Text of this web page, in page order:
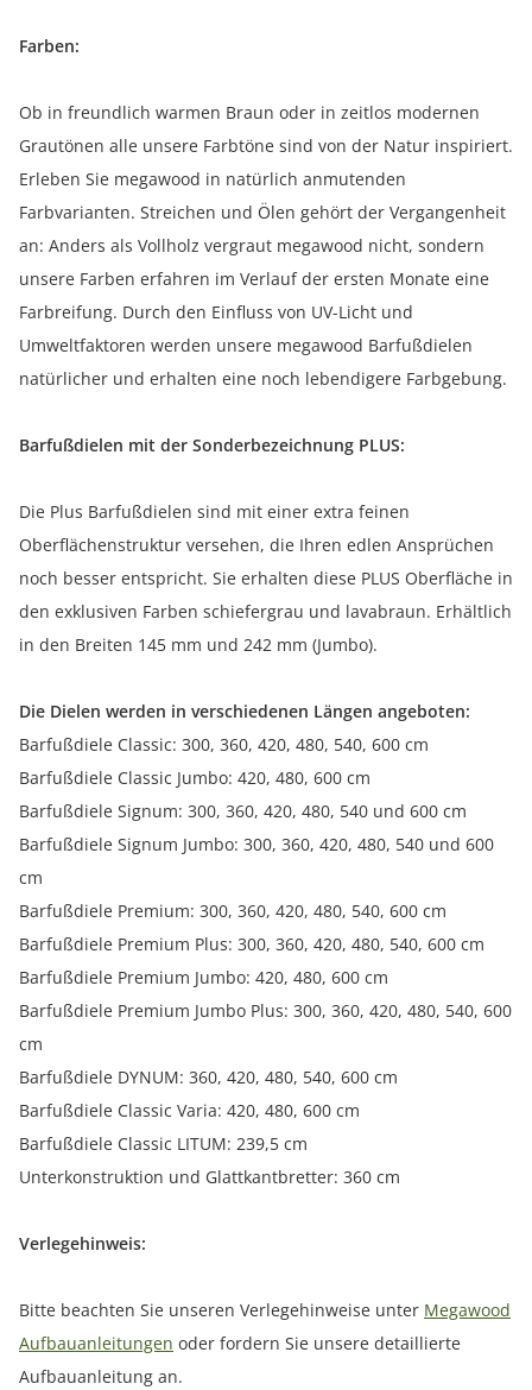
Farben:
Ob in freundlich warmen Braun oder in zeitlos modernen
Grautönen alle unsere Farbtöne sind von der Natur inspiriert.
Erleben Sie megawood in natürlich anmutenden
Farbvarianten. Streichen und Ölen gehört der Vergangenheit
an: Anders als Vollholz vergraut megawood nicht, sondern
unsere Farben erfahren im Verlauf der ersten Monate eine
Farbreifung. Durch den Einfluss von UV-Licht und
Umweltfaktoren werden unsere megawood Barfußdielen
natürlicher und erhalten eine noch lebendigere Farbgebung.
Barfußdielen mit der Sonderbezeichnung PLUS:
Die Plus Barfußdielen sind mit einer extra feinen
Oberflächenstruktur versehen, die Ihren edlen Ansprüchen
noch besser entspricht. Sie erhalten diese PLUS Oberfläche in
den exklusiven Farben schiefergrau und lavabraun. Erhältlich
in den Breiten 145 mm und 242 mm (Jumbo).
Die Dielen werden in verschiedenen Längen angeboten:
Barfußdiele Classic: 300, 360, 420, 480, 540, 600 cm
Barfußdiele Classic Jumbo: 420, 480, 600 cm
Barfußdiele Signum: 300, 360, 420, 480, 540 und 600 cm
Barfußdiele Signum Jumbo: 300, 360, 420, 480, 540 und 600
cm
Barfußdiele Premium: 300, 360, 420, 480, 540, 600 cm
Barfußdiele Premium Plus: 300, 360, 420, 480, 540, 600 cm
Barfußdiele Premium Jumbo: 420, 480, 600 cm
Barfußdiele Premium Jumbo Plus: 300, 360, 420, 480, 540, 600
cm
Barfußdiele DYNUM: 360, 420, 480, 540, 600 cm
Barfußdiele Classic Varia: 420, 480, 600 cm
Barfußdiele Classic LITUM: 239,5 cm
Unterkonstruktion und Glattkantbretter: 360 cm
Verlegehinweis:
Bitte beachten Sie unseren Verlegehinweise unter Megawood
Aufbauanleitungen oder fordern Sie unsere detaillierte
Aufbauanleitung an.